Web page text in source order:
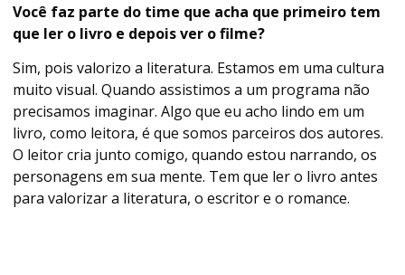
Você faz parte do time que acha que primeiro tem
que ler o livro e depois ver o filme?
Sim, pois valorizo a literatura. Estamos em uma cultura
muito visual. Quando assistimos a um programa não
precisamos imaginar. Algo que eu acho lindo em um
livro, como leitora, é que somos parceiros dos autores.
O leitor cria junto comigo, quando estou narrando, os
personagens em sua mente. Tem que ler o livro antes
para valorizar a literatura, o escritor e o romance.